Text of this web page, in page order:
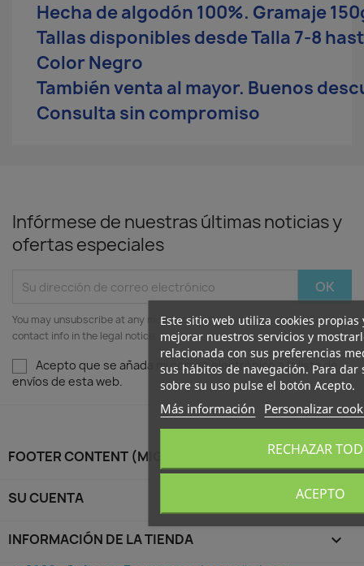
Hecha de algodón 100%. Gramaje
Tallas disponibles desde Talla 7-8
Color Negro
También venta al mayor. Buenos
Consulta sin compromiso
Infórmese de nuestras últimas noticias y
ofertas especiales
You may unsubscribe at any moment. For that purpose, please find our
contact info in the legal notice.
Acepto que se añada mi correo electrónico a la lista de
envíos de esta web.
FOOTER CONTENT (MIGRATED) 
SU CUENTA 
INFORMACIÓN DE LA TIENDA keyboard_arrow_down
Este sitio web utiliza cookies
mejorar nuestros servicios y
relacionada con sus preferencias
sus hábitos de navegación. Para
sobre su uso pulse el botón Acepto.
Más información Personalizar
RECHAZAR
ACEPTO